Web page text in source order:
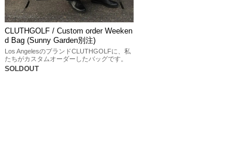
CLUTHGOLF / Custom order Weeken
d Bag (Sunny Garden別注)
Los AngelesのブランドCLUTHGOLFに、私
たちがカスタムオーダーしたバッグです。
SOLDOUT